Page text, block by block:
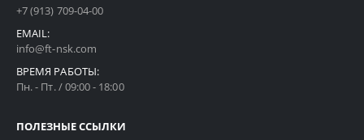
+7 (913) 709-04-00
EMAIL:
info@ft-nsk.com
ВРЕМЯ РАБОТЫ:
Пн. - Пт. / 09:00 - 18:00
ПОЛЕЗНЫЕ ССЫЛКИ